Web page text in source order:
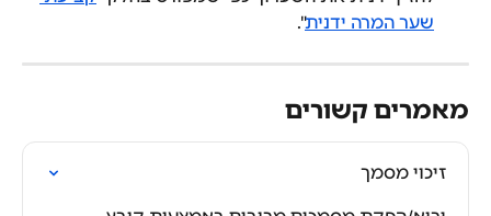
שער המרה ידנית".
מאמרים קשורים
זיכוי מסמך